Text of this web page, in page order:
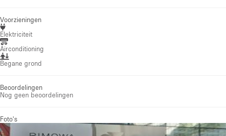
Voorzieningen
Elektriciteit
Airconditioning
Begane grond
Beoordelingen
Nog geen beoordelingen
Foto's